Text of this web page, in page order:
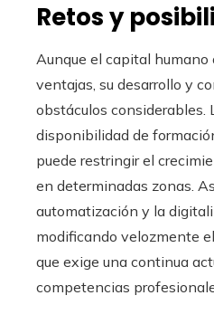
Retos y
Aunque el capital humano
ventajas, su desarrollo y
obstáculos considerables.
disponibilidad de
puede restringir el
en determinadas zonas.
automatización y la
modificando velozmente
que exige una continua
competencias